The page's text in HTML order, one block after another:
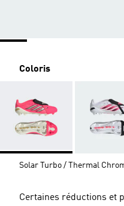
Coloris
Solar Turbo / Thermal
Certaines réductions et